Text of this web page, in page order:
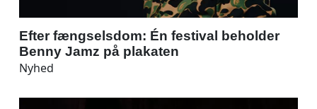
Efter fængselsdom: Én festival beholder
Benny Jamz på plakaten
Nyhed